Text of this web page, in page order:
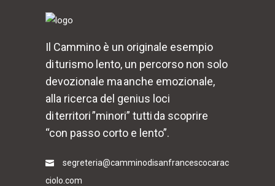
Il Cammino è un originale esempio
di turismo lento, un percorso non solo
devozionale ma anche emozionale,
alla ricerca del genius loci
di territori ”minori” tutti da scoprire
“con passo corto e lento”.
segreteria@camminodisanfrancescocarac
ciolo.com